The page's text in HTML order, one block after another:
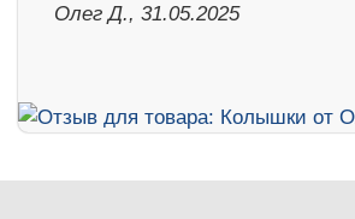
Олег Д., 31.05.2025